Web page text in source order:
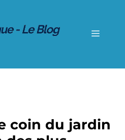
Menu
coin du jardin